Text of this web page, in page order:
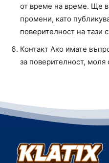
от време на време. Ще
промени, като
поверителност на тази
Контакт Ако имате
за поверителност, моля